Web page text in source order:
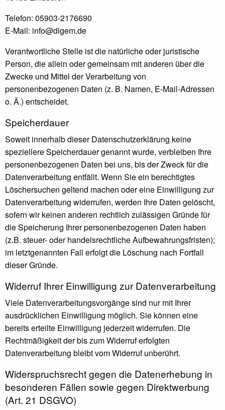
Telefon: 05903-2176690
E-Mail: info@digem.de
Verantwortliche Stelle ist die natürliche oder juristische
Person, die allein oder gemeinsam mit anderen über die
Zwecke und Mittel der Verarbeitung von
personenbezogenen Daten (z. B. Namen, E-Mail-Adressen
o. Ä.) entscheidet.
Speicherdauer
Soweit innerhalb dieser Datenschutzerklärung keine
speziellere Speicherdauer genannt wurde, verbleiben Ihre
personenbezogenen Daten bei uns, bis der Zweck für die
Datenverarbeitung entfällt. Wenn Sie ein berechtigtes
Löschersuchen geltend machen oder eine Einwilligung zur
Datenverarbeitung widerrufen, werden Ihre Daten gelöscht,
sofern wir keinen anderen rechtlich zulässigen Gründe für
die Speicherung Ihrer personenbezogenen Daten haben
(z.B. steuer- oder handelsrechtliche Aufbewahrungsfristen);
im letztgenannten Fall erfolgt die Löschung nach Fortfall
dieser Gründe.
Widerruf Ihrer Einwilligung zur Datenverarbeitung
Viele Datenverarbeitungsvorgänge sind nur mit Ihrer
ausdrücklichen Einwilligung möglich. Sie können eine
bereits erteilte Einwilligung jederzeit widerrufen. Die
Rechtmäßigkeit der bis zum Widerruf erfolgten
Datenverarbeitung bleibt vom Widerruf unberührt.
Widerspruchsrecht gegen die Datenerhebung in
besonderen Fällen sowie gegen Direktwerbung
(Art. 21 DSGVO)